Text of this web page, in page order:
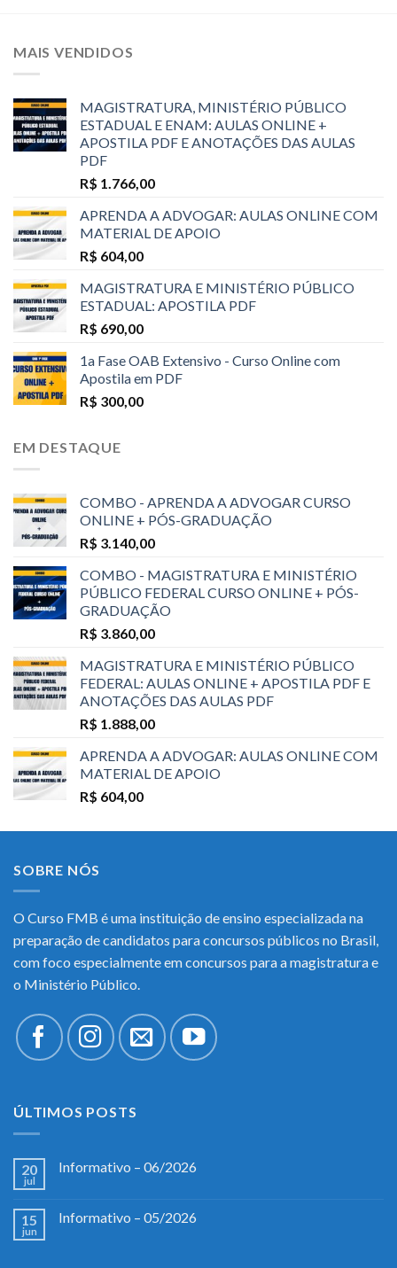
MAIS VENDIDOS
MAGISTRATURA, MINISTÉRIO PÚBLICO
ESTADUAL E ENAM: AULAS ONLINE +
APOSTILA PDF E ANOTAÇÕES DAS AULAS
PDF
R$ 1.766,00
APRENDA A ADVOGAR: AULAS ONLINE COM
MATERIAL DE APOIO
R$ 604,00
MAGISTRATURA E MINISTÉRIO PÚBLICO
ESTADUAL: APOSTILA PDF
R$ 690,00
1a Fase OAB Extensivo - Curso Online com
Apostila em PDF
R$ 300,00
EM DESTAQUE
COMBO - APRENDA A ADVOGAR CURSO
ONLINE + PÓS-GRADUAÇÃO
R$ 3.140,00
COMBO - MAGISTRATURA E MINISTÉRIO
PÚBLICO FEDERAL CURSO ONLINE + PÓS-
GRADUAÇÃO
R$ 3.860,00
MAGISTRATURA E MINISTÉRIO PÚBLICO
FEDERAL: AULAS ONLINE + APOSTILA PDF E
ANOTAÇÕES DAS AULAS PDF
R$ 1.888,00
APRENDA A ADVOGAR: AULAS ONLINE COM
MATERIAL DE APOIO
R$ 604,00
SOBRE NÓS
O Curso FMB é uma instituição de ensino especializada na
preparação de candidatos para concursos públicos no Brasil,
com foco especialmente em concursos para a magistratura e
o Ministério Público.
ÚLTIMOS POSTS
20
jul
Informativo – 06/2026
15
jun
Informativo – 05/2026